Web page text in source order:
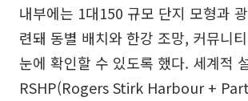
내부에는 1대150 규모 단지 모형과
련돼 동별 배치와 한강 조망, 커뮤니
눈에 확인할 수 있도록 했다. 세계적
RSHP(Rogers Stirk Harbour +